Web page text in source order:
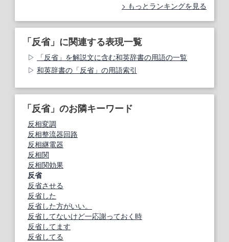
もっとランキングを見る
「反省」に関連する表現一覧
「反省」を解説文に含む和英辞書の用語の一覧
和英辞書の「反省」の用語索引
「反省」のお隣キーワード
反相変調
反相整流器回路
反相継電器
反相関
反相関効果
反省
反省させる
反省した
反省した方がいい。
反省してないけど一応謝っておく時
反省してます
反省してる